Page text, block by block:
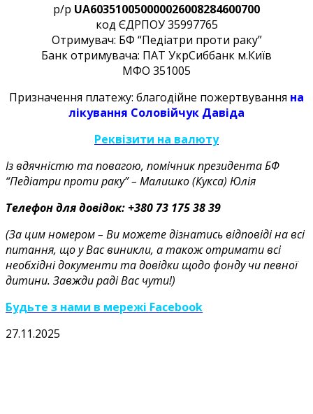
р/р UA603510050000026008284600700
код ЄДРПОУ 35997765
Отримувач: БФ “Педіатри проти раку”
Банк отримувача: ПАТ УкрСиббанк м.Київ
МФО 351005
Призначення платежу: благодійне пожертвування на
лікування Соловійчук Давіда
Реквізити на валюту
Із вдячністю та повагою, помічник президента БФ
“Педіатри проти раку” – Малишко (Кукса) Юлія
Телефон для довідок: +380 73 175 38 39
(За цим номером – Ви можете дізнатись відповіді на всі
питання, що у Вас виникли, а також отримати всі
необхідні документи та довідки щодо фонду чи певної
дитини. Завжди раді Вас чути!)
Будьте з нами в мережі Facebook
27.11.2025